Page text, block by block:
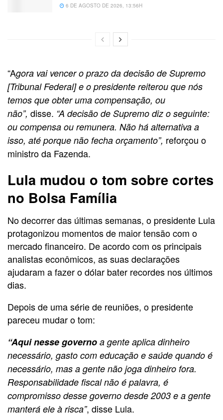
6 DE AGOSTO DE 2026, 13:56H
“Agora vai vencer o prazo da decisão de Supremo
[Tribunal Federal] e o presidente reiterou que nós
temos que obter uma compensação, ou
não”, disse. “A decisão de Supremo diz o seguinte:
ou compensa ou remunera. Não há alternativa a
isso, até porque não fecha orçamento”, reforçou o
ministro da Fazenda.
Lula mudou o tom sobre cortes
no Bolsa Família
No decorrer das últimas semanas, o presidente Lula
protagonizou momentos de maior tensão com o
mercado financeiro. De acordo com os principais
analistas econômicos, as suas declarações
ajudaram a fazer o dólar bater recordes nos últimos
dias.
Depois de uma série de reuniões, o presidente
pareceu mudar o tom:
“Aqui nesse governo a gente aplica dinheiro
necessário, gasto com educação e saúde quando é
necessário, mas a gente não joga dinheiro fora.
Responsabilidade fiscal não é palavra, é
compromisso desse governo desde 2003 e a gente
manterá ele à risca”, disse Lula.